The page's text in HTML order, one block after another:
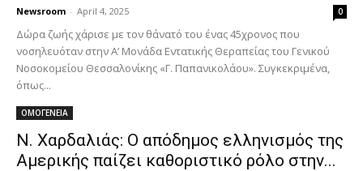
Newsroom - April 4, 2025 0
Δώρα ζωής χάρισε με τον θάνατό του ένας 45χρονος που
νοσηλευόταν στην Α’ Μονάδα Εντατικής Θεραπείας του Γενικού
Νοσοκομείου Θεσσαλονίκης «Γ. Παπανικολάου». Συγκεκριμένα,
όπως...
ΟΜΟΓΕΝΕΙΑ
Ν. Χαρδαλιάς: Ο απόδημος ελληνισμός της
Αμερικής παίζει καθοριστικό ρόλο στην...